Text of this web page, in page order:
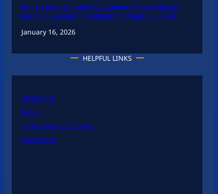
ឯកឧត្តម សុខ ពុទ្ធិវុធ បានអញ្ជើញជួបសំណេះសំណាល និងទទួល
អំណោយសប្បុរសធម៌ពីក្រុមការងារគ្រប់គ្រងនិស្សិត អ.ម.ត ទី១២
January 16, 2026
HELPFUL LINKS
ABOUT US
Policy
Terms and Conditions
Contact Us